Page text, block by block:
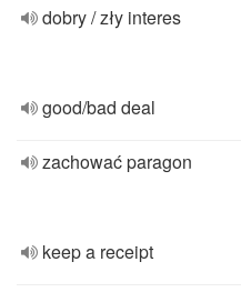
dobry / zły interes
good/bad deal
zachować paragon
keep a receipt